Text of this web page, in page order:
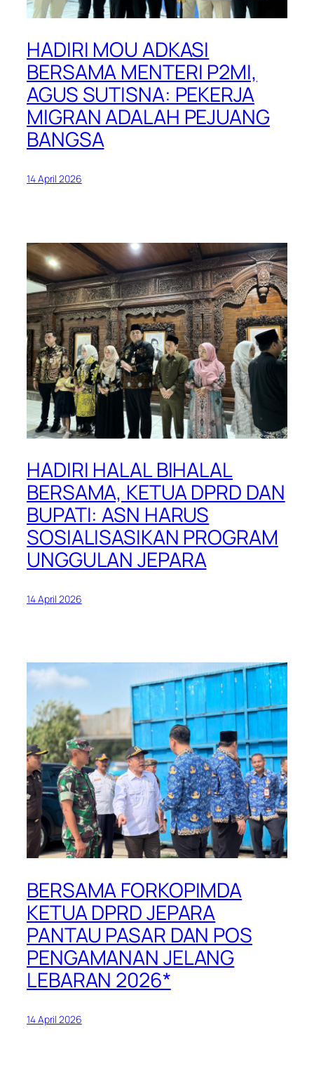
HADIRI MOU ADKASI
BERSAMA MENTERI P2MI,
AGUS SUTISNA: PEKERJA
MIGRAN ADALAH PEJUANG
BANGSA
14 April 2026
HADIRI HALAL BIHALAL
BERSAMA, KETUA DPRD DAN
BUPATI: ASN HARUS
SOSIALISASIKAN PROGRAM
UNGGULAN JEPARA
14 April 2026
BERSAMA FORKOPIMDA
KETUA DPRD JEPARA
PANTAU PASAR DAN POS
PENGAMANAN JELANG
LEBARAN 2026*
14 April 2026